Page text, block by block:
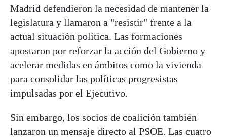
Madrid defendieron la necesidad de mantener la
legislatura y llamaron a "resistir" frente a la
actual situación política. Las formaciones
apostaron por reforzar la acción del Gobierno y
acelerar medidas en ámbitos como la vivienda
para consolidar las políticas progresistas
impulsadas por el Ejecutivo.
Sin embargo, los socios de coalición también
lanzaron un mensaje directo al PSOE. Las cuatro